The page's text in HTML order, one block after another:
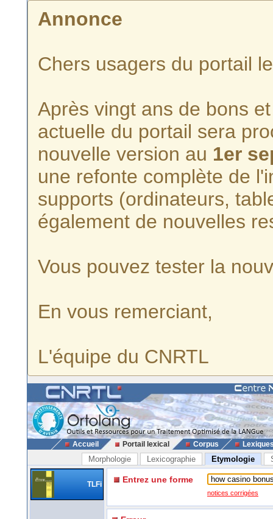
Annonce
Chers usagers du portail
Après vingt ans de bons
actuelle du portail sera
nouvelle version au 1er
une refonte complète de
supports (ordinateurs,
également de nouvelles
Vous pouvez tester la
En vous remerciant,
L'équipe du CNRTL
Accueil Portail lexical Corpus
Morphologie Lexicographie Etymologie
TLFi Entrez une forme
notices corrigées